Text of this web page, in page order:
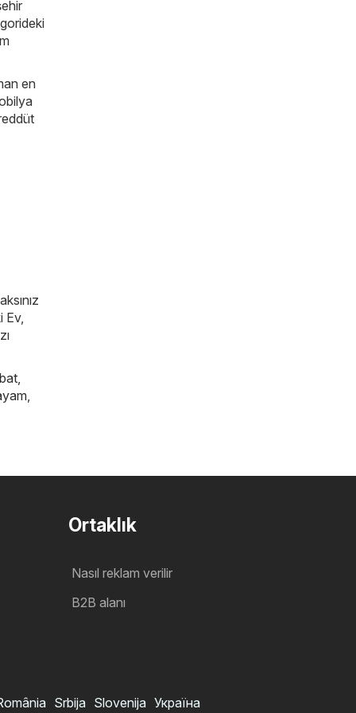
en
Ev,
,
,
Ortaklık
Nasıl reklam verilir
B2B alanı
Srbija Slovenija Україна